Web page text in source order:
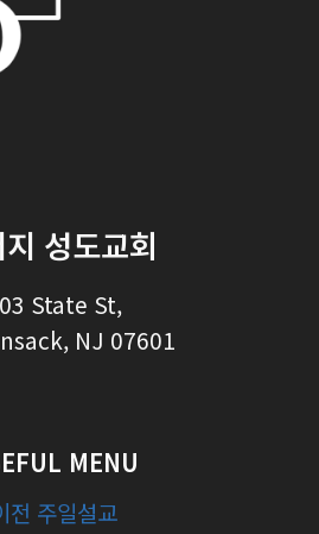
성도교회
State St,
NJ 07601
MENU
전 주일설교